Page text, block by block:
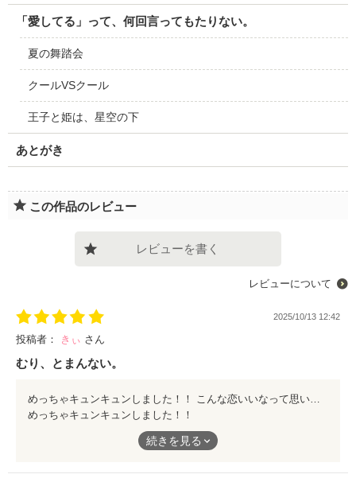
「愛してる」って、何回言ってもたりない。
夏の舞踏会
クールVSクール
王子と姫は、星空の下
あとがき
この作品のレビュー
レビューを書く
レビューについて
2025/10/13 12:42
投稿者： きぃ さん
むり、とまんない。
めっちゃキュンキュンしました！！ こんな恋いいなって思いながら見てました。
めっちゃキュンキュンしました！！
こんな恋いいなって思いながら見てました。
続きを見る